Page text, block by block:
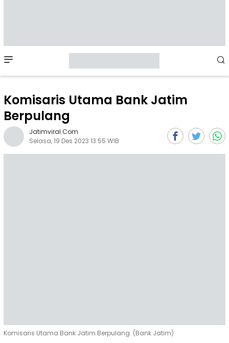
Menu
Komisaris Utama Bank Jatim
Berpulang
Jatimviral.com
Selasa, 19 Des 2023 13:55 WIB
Komisaris Utama Bank Jatim Berpulang. (Bank Jatim)